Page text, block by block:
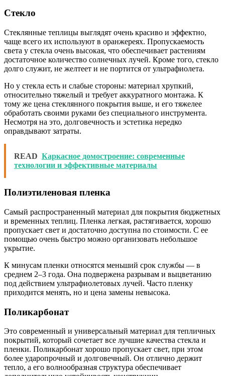
Стекло
Стеклянные теплицы выглядят очень красиво и эффектно,
чаще всего их используют в оранжереях. Пропускаемость
света у стекла очень высокая, что обеспечивает растениям
достаточное количество солнечных лучей. Кроме того, стекло
долго служит, не желтеет и не портится от ультрафиолета.
Но у стекла есть и слабые стороны: материал хрупкий,
относительно тяжелый и требует аккуратного монтажа. К
тому же цена стеклянного покрытия выше, и его тяжелее
обработать своими руками без специального инструмента.
Несмотря на это, долговечность и эстетика нередко
оправдывают затраты.
READ Каркасное домостроение: современные
технологии и эффективные материалы
Полиэтиленовая пленка
Самый распространенный материал для покрытия бюджетных
и временных теплиц. Пленка легкая, растягивается, хорошо
пропускает свет и достаточно доступна по стоимости. С ее
помощью очень быстро можно организовать небольшое
укрытие.
К минусам пленки относятся меньший срок службы — в
среднем 2–3 года. Она подвержена разрывам и выцветанию
под действием ультрафиолетовых лучей. Часто пленку
приходится менять, но и цена замены невысока.
Поликарбонат
Это современный и универсальный материал для тепличных
покрытий, который сочетает все лучшие качества стекла и
пленки. Поликарбонат хорошо пропускает свет, при этом
более ударопрочный и долговечный. Он отлично держит
тепло, а его волнообразная структура обеспечивает